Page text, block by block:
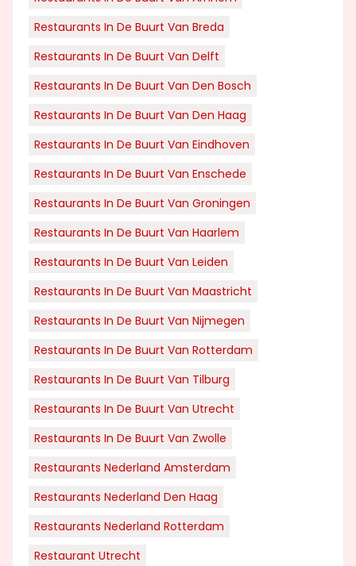
Restaurants In De Buurt Van Breda
Restaurants In De Buurt Van Delft
Restaurants In De Buurt Van Den Bosch
Restaurants In De Buurt Van Den Haag
Restaurants In De Buurt Van Eindhoven
Restaurants In De Buurt Van Enschede
Restaurants In De Buurt Van Groningen
Restaurants In De Buurt Van Haarlem
Restaurants In De Buurt Van Leiden
Restaurants In De Buurt Van Maastricht
Restaurants In De Buurt Van Nijmegen
Restaurants In De Buurt Van Rotterdam
Restaurants In De Buurt Van Tilburg
Restaurants In De Buurt Van Utrecht
Restaurants In De Buurt Van Zwolle
Restaurants Nederland Amsterdam
Restaurants Nederland Den Haag
Restaurants Nederland Rotterdam
Restaurant Utrecht